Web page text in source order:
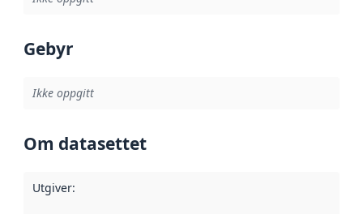
Gebyr
Ikke oppgitt
Om datasettet
Utgiver: